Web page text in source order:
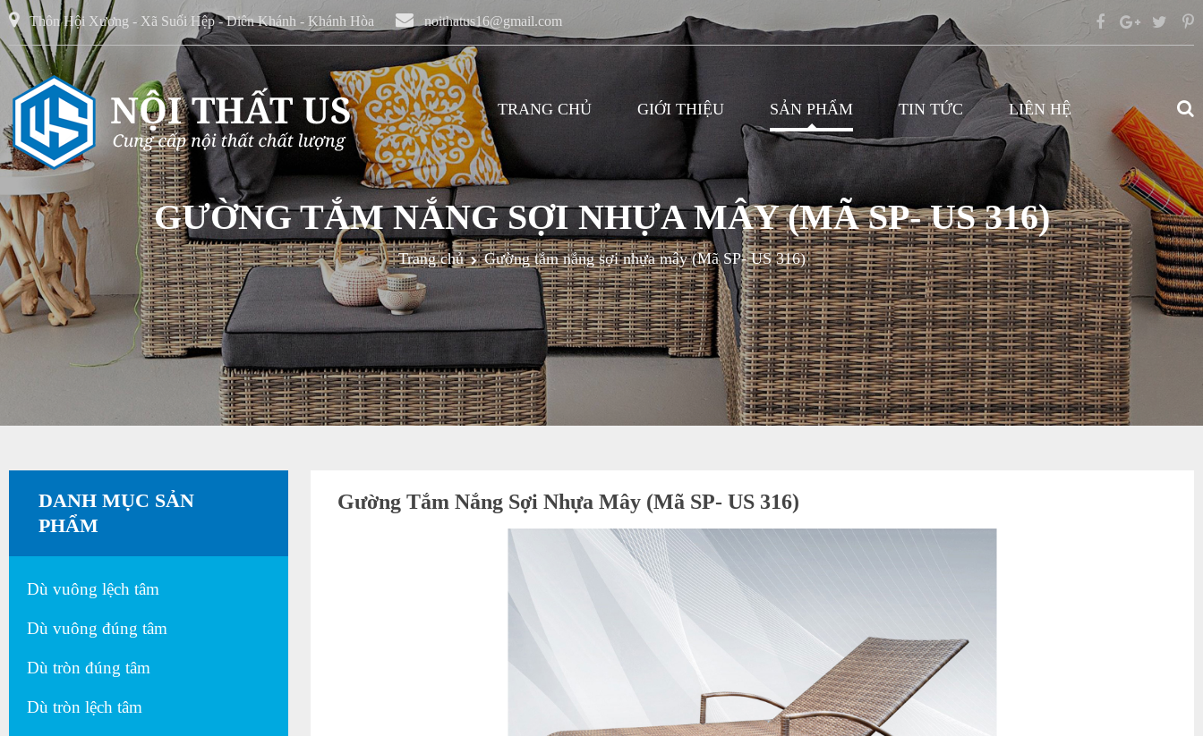
Thôn Hội Xương - Xã Suối Hệp - Diên Khánh - Khánh Hòa noithatus16@gmail.com
TRANG CHỦ GIỚI THIỆU SẢN PHẨM TIN TỨC LIÊN HỆ
GƯỜNG TẮM NẮNG SỢI NHỰA MÂY (MÃ SP- US 316)
Trang chủ Gường tắm nắng sợi nhựa mây (Mã SP- US 316)
Gường Tắm Nắng Sợi Nhựa Mây (Mã SP- US 316)
DANH MỤC SẢN
PHẨM
Dù vuông lệch tâm
Dù vuông đúng tâm
Dù tròn đúng tâm
Dù tròn lệch tâm